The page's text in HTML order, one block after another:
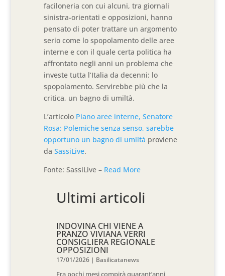
faciloneria con cui alcuni, tra giornali
sinistra-orientati e opposizioni, hanno
pensato di poter trattare un argomento
serio come lo spopolamento delle aree
interne e con il quale certa politica ha
affrontato negli anni un problema che
investe tutta l’Italia da decenni: lo
spopolamento. Servirebbe più che la
critica, un bagno di umiltà.
L’articolo Piano aree interne, Senatore
Rosa: Polemiche senza senso, sarebbe
opportuno un bagno di umiltà proviene
daSassiLive.
Fonte: SassiLive – Read More
Ultimi articoli
INDOVINA CHI VIENE A
PRANZO VIVIANA VERRI
CONSIGLIERA REGIONALE
OPPOSIZIONI
17/01/2026 | Basilicatanews
Fra pochi mesi compirà quarant’anni